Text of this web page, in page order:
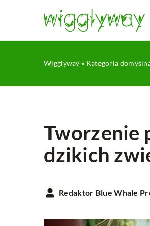
Wigglyway » Kategoria
Tworzenie
dzikich
Redaktor Blue Whale